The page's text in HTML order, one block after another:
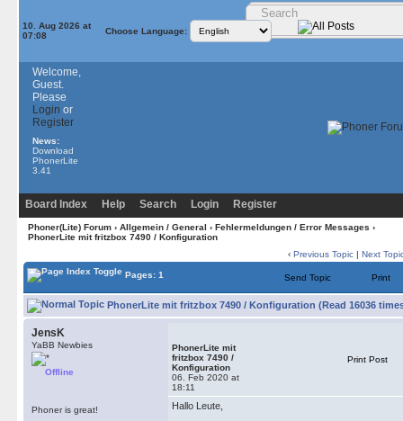
10. Aug 2026 at
07:08
Choose Language:
Welcome,
Guest.
Please
Login or
Register
News:
Download
PhonerLite
3.41
Board Index Help Search Login Register
Phoner(Lite) Forum› Allgemein / General › Fehlermeldungen / Error Messages ›
PhonerLite mit fritzbox 7490 / Konfiguration
‹ Previous Topic | Next
Pages: 1 Send Topic Print
PhonerLite mit fritzbox 7490 / Konfiguration (Read 16036
JensK
YaBB Newbies
Offline
Phoner is great!
PhonerLite mit
fritzbox 7490 /
Konfiguration
06. Feb 2020 at
18:11
Print Post
Hallo Leute,